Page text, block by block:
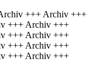
+++ Archiv +++
+++ Archiv +++
+++ Archiv +++
+++ Archiv +++
+++ Archiv +++